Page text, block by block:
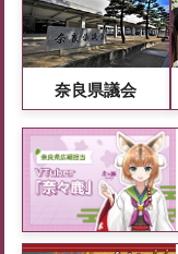
奈良県議会